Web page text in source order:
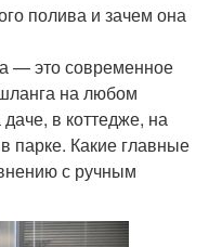
полива и зачем она
— это современное
на любом
в коттедже, на
парке. Какие главные
с ручным